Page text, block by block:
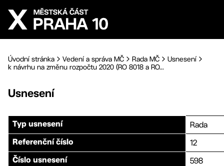
Přejít na hlavní obsah
Úvodní stránka Vedení a správa MČ Rada MČ
Usnesení
k návrhu na změnu rozpočtu 2020 (RO 8018 a RO...
Usnesení
Typ usnesení Rada
Referenční číslo 12
Číslo usnesení 598